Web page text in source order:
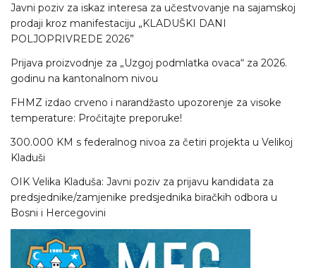
Javni poziv za iskaz interesa za učestvovanje na sajamskoj
prodaji kroz manifestaciju „KLADUŠKI DANI
POLJOPRIVREDE 2026”
Prijava proizvodnje za „Uzgoj podmlatka ovaca“ za 2026.
godinu na kantonalnom nivou
FHMZ izdao crveno i narandžasto upozorenje za visoke
temperature: Pročitajte preporuke!
300.000 KM s federalnog nivoa za četiri projekta u Velikoj
Kladuši
OIK Velika Kladuša: Javni poziv za prijavu kandidata za
predsjednike/zamjenike predsjednika biračkih odbora u
Bosni i Hercegovini